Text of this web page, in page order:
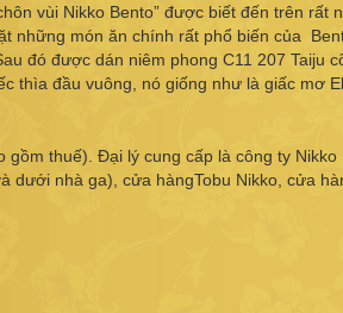
vùi Nikko Bento” được biết đến trên rất
những món ăn chính rất phổ biến của
đó được dán niêm phong C11 207 Taiju
thìa đầu vuông, nó giống như là giấc mơ
thuế). Đại lý cung cấp là công ty
dưới nhà ga), cửa hàngTobu Nikko, cửa